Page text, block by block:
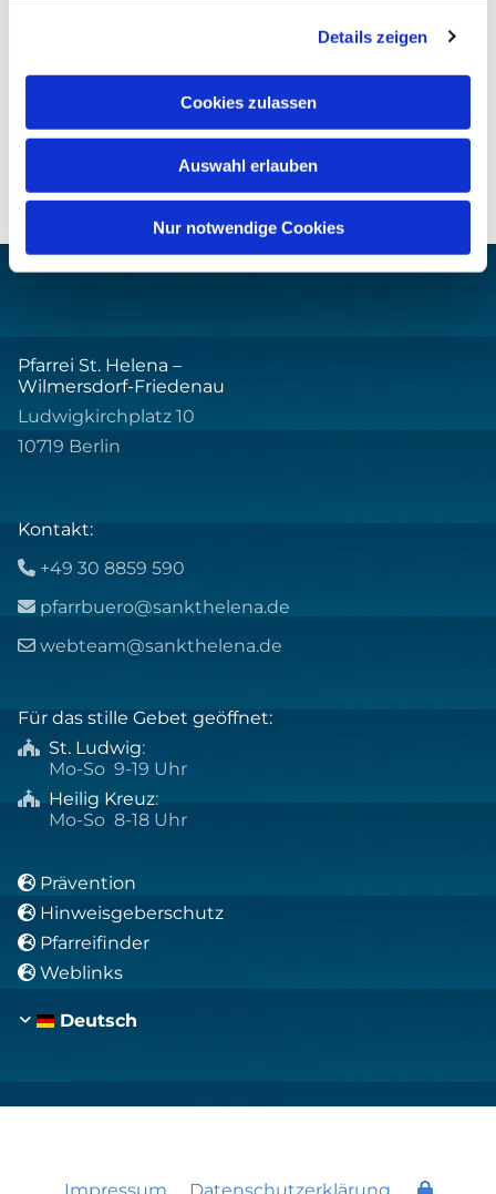
Details zeigen
Cookies zulassen
Auswahl erlauben
Nur notwendige Cookies
Pfarrei St. Helena –
Wilmersdorf-Friedenau
Ludwigkirchplatz 10
10719 Berlin
Kontakt:
 +49 30 8859 590
 pfarrbuero@sankthelena.de
 webteam@sankthelena.de
Für das stille Gebet geöffnet:
 St. Ludwig:
Mo-So 9-19 Uhr
 Heilig Kreuz:
Mo-So 8-18 Uhr
 Prävention
 Hinweisgeberschutz
 Pfarreifinder
 Weblinks
Deutsch
Impressum Datenschutzerklärung